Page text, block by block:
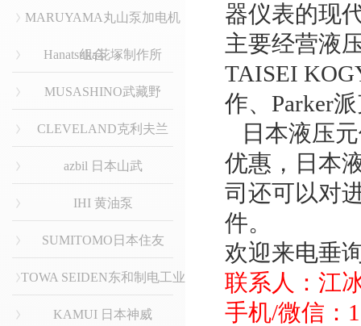
MARUYAMA丸山泵加电机
组合
Hanatsuka花塚制作所
MUSASHINO武藏野
CLEVELAND克利夫兰
azbil 日本山武
IHI 黄油泵
SUMITOMO日本住友
TOWA SEIDEN东和制电工业
KAMUI 日本神威
器仪表的现
主要经营液
TAISEI
作、Parker
日本液压
优惠，日本
司还可以对
件。
欢迎来电垂
联系人：江
手机/微信：